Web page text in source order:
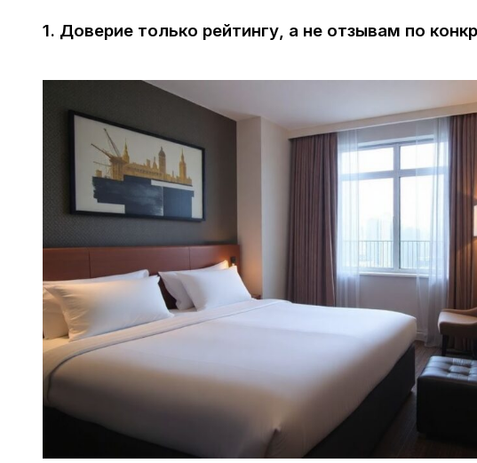
1. Доверие только рейтингу, а не отзывам по